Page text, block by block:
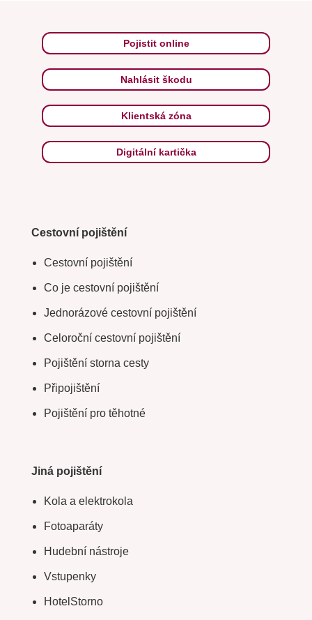
Pojistit online
Nahlásit škodu
Klientská zóna
Digitální kartička
Cestovní pojištění
Cestovní pojištění
Co je cestovní pojištění
Jednorázové cestovní pojištění
Celoroční cestovní pojištění
Pojištění storna cesty
Připojištění
Pojištění pro těhotné
Jiná pojištění
Kola a elektrokola
Fotoaparáty
Hudební nástroje
Vstupenky
HotelStorno